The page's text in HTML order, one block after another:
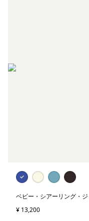
ベビー・シアーリング・ジ
¥ 13,200